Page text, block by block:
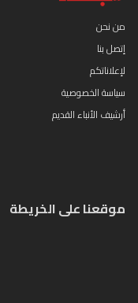
من نحن
إتصل بنا
لإعلاناتكم
سياسة الخصوصية
أرشيف الأنباء القديم
موقعنا على الخريطة